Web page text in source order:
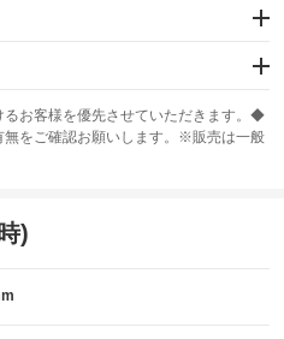
ABS
るお客様を優先させていただきます。◆
をご確認お願いします。※販売は一般
)